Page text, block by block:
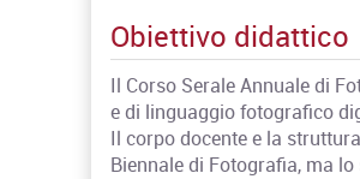
Obiettivo didattico
Il Corso Serale Annuale di
e di linguaggio fotografico
Il corpo docente e la
Biennale di Fotografia, ma